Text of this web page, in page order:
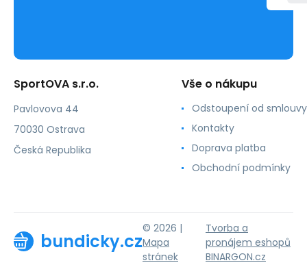
SportOVA s.r.o.
Pavlovova 44
70030 Ostrava
Česká Republika
Vše o nákupu
Odstoupení od smlouvy
Kontakty
Doprava platba
Obchodní podmínky
bundicky.cz
© 2026 |
Mapa
stránek
Tvorba a
pronájem eshopů
BINARGON.cz